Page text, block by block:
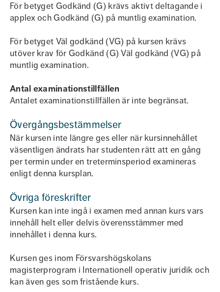
För betyget Godkänd (G) krävs aktivt deltagande i
applex och Godkänd (G) på muntlig examination.
För betyget Väl godkänd (VG) på kursen krävs
utöver krav för Godkänd (G) Väl godkänd (VG) på
muntlig examination.
Antal examinationstillfällen
Antalet examinationstillfällen är inte begränsat.
Övergångsbestämmelser
När kursen inte längre ges eller när kursinnehållet
väsentligen ändrats har studenten rätt att en gång
per termin under en treterminsperiod examineras
enligt denna kursplan.
Övriga föreskrifter
Kursen kan inte ingå i examen med annan kurs vars
innehåll helt eller delvis överensstämmer med
innehållet i denna kurs.
Kursen ges inom Försvarshögskolans
magisterprogram i Internationell operativ juridik och
kan även ges som fristående kurs.